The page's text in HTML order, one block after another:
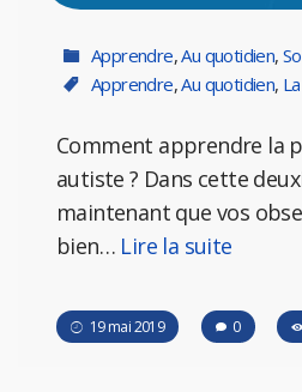
Apprendre,Au quotidien,
Apprendre,Au quotidien,
Comment apprendre la
autiste ? Dans cette
maintenant que vos
bien… Lire la suite
19 mai 2019 0